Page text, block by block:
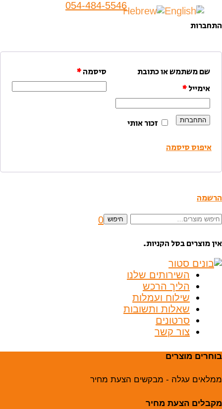
054-484-5546
התחברות
שם משתמש או כתובת
אימייל*
סיסמה*
זכור אותי התחברות
איפוס סיסמה
הרשמה
חיפוש
חיפוש 0
אין מוצרים בסל הקניות.
השירותים שלנו
הליך הרכש
שילוח ועמלות
שאלות ותשובות
סרטונים
צור קשר
בוחרים מוצרים
ממלאים עגלה - מבקשים הצעת מחיר
מקבלים הצעת מחיר